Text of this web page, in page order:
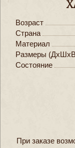
Возраст
Страна
Материал
Размеры
Состояние
При заказе